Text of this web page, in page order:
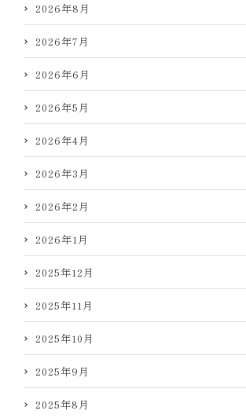
2026年8月
2026年7月
2026年6月
2026年5月
2026年4月
2026年3月
2026年2月
2026年1月
2025年12月
2025年11月
2025年10月
2025年9月
2025年8月